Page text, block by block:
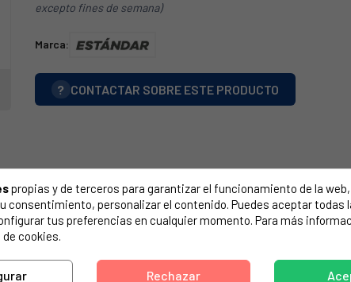
excepto fines de semana)
Marca:
? CONTACTAR SOBRE ESTE PRODUCTO
propias y de terceros para garantizar el funcionamiento de la
consentimiento, personalizar el contenido. Puedes aceptar todas
tus preferencias en cualquier momento. Para más
cookies.
Rechazar